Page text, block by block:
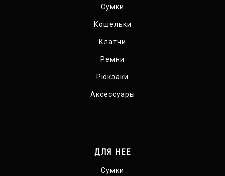
Сумки
Кошельки
Клатчи
Ремни
Рюкзаки
Аксессуары
ДЛЯ НЕЕ
Сумки